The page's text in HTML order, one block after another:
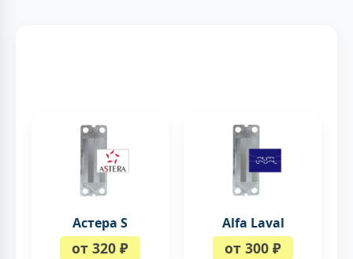
Астера S
от 320 ₽
Alfa Laval
от 300 ₽